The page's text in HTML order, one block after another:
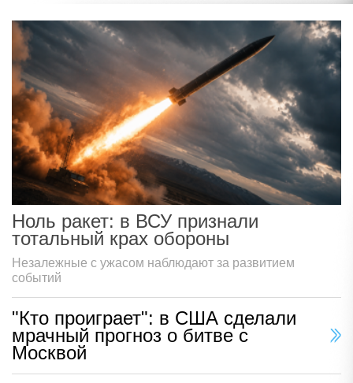
Ноль ракет: в ВСУ признали
тотальный крах обороны
Незалежные с ужасом наблюдают за развитием
событий
"Кто проиграет": в США сделали
мрачный прогноз о битве с
Москвой